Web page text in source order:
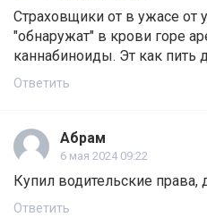
Страховщики от в ужасе от
"обнаружат" в крови горе
каннабиноиды. Эт как пить
Ответить
Абрам
6 мая 2024 09:22
Купил водительские
Ответить